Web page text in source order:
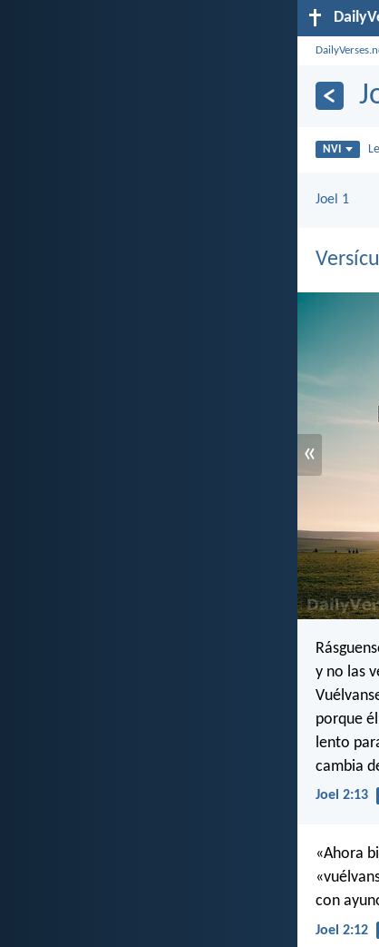
NVI
Joel 1
«
y no las
porque
lento
cambia
Joel 2:13
«Ahora
con
Joel 2:12